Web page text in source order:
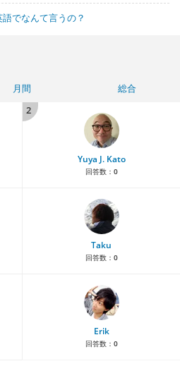
でなんて言うの？
月間
総合
2
Yuya J. Kato
回答数： 0
Taku
回答数： 0
Erik
回答数： 0